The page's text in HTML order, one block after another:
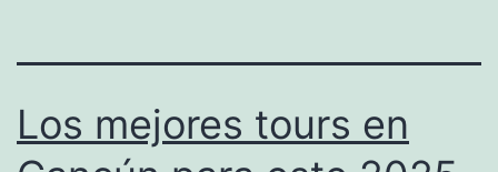
Los mejores tours en